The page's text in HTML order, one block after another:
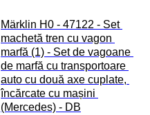
Märklin H0 - 47122 - Set
machetă tren cu vagon
marfă (1) - Set de vagoane
de marfă cu transportoare
auto cu două axe cuplate,
încărcate cu mașini
(Mercedes) - DB